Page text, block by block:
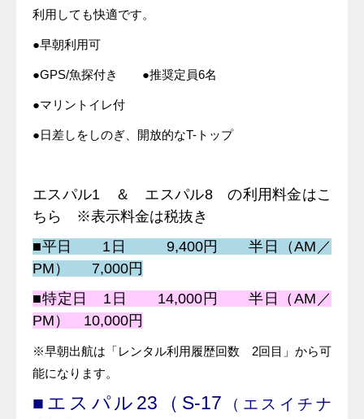
利用しても快適です。
●早朝利用可
●GPS/魚探付き ●推奨定員6名
●マリントイレ付
●日差しをしのぎ、開放的なT-トップ
エスパル1 ＆ エスパル8 の利用料金はこ
ちら ※表示料金は税抜き
■平日 1日 9,400円 半日（AM／
PM） 7,000円
■特定日 1日 14,000円 半日（AM／
PM） 10,000円
※早朝出航は「レンタル利用履歴回数 2回目」から可
能になります。
■エスパル23（S-17 （エスイチナ